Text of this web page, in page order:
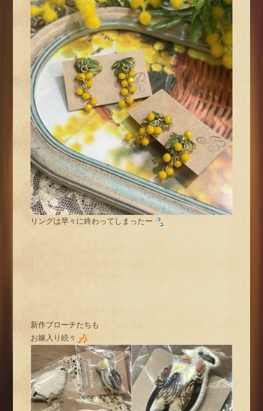
リングは早々に終わってしまったー
新作ブローチたちも
お嫁入り続々